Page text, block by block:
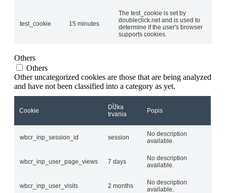
test_cookie 15 minutes
The test_cookie is set by
doubleclick.net and is used to
determine if the user's browser
supports cookies.
Others
Others
Other uncategorized cookies are those that are being analyzed
and have not been classified into a category as yet.
Cookie
Dĺžka
trvania
Popis
wbcr_inp_session_id session
No description
available.
wbcr_inp_user_page_views 7 days
No description
available.
wbcr_inp_user_visits 2 months
No description
available.